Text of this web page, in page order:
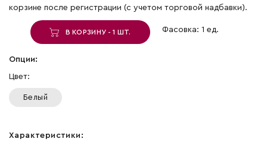
корзине после регистрации (с учетом торговой надбавки).
В КОРЗИНУ - 1 ШТ. Фасовка: 1 ед.
Опции:
Цвет:
Белый
Характеристики: